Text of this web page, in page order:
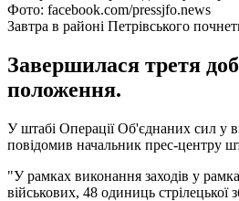
Фото: facebook.com/pressjfo.news
Завтра в районі Петрівського
Завершилася третя
положення.
У штабі Операції Об'єднаних сил у
повідомив начальник прес-
"У рамках виконання заходів у
військових, 48 одиниць